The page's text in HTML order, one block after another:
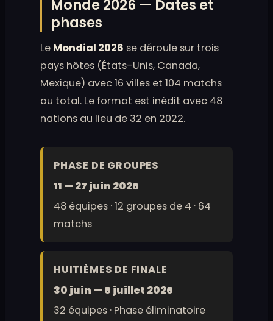
Monde 2026 — Dates et
phases
Le Mondial 2026 se déroule sur trois
pays hôtes (États-Unis, Canada,
Mexique) avec 16 villes et 104 matchs
au total. Le format est inédit avec 48
nations au lieu de 32 en 2022.
PHASE DE GROUPES
11 — 27 juin 2026
48 équipes · 12 groupes de 4 · 64
matchs
HUITIÈMES DE FINALE
30 juin — 6 juillet 2026
32 équipes · Phase éliminatoire